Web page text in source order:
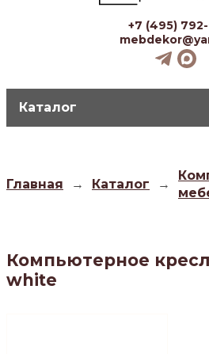
+7 (495)
Каталог
Главная → Каталог →
Компьютерное
white